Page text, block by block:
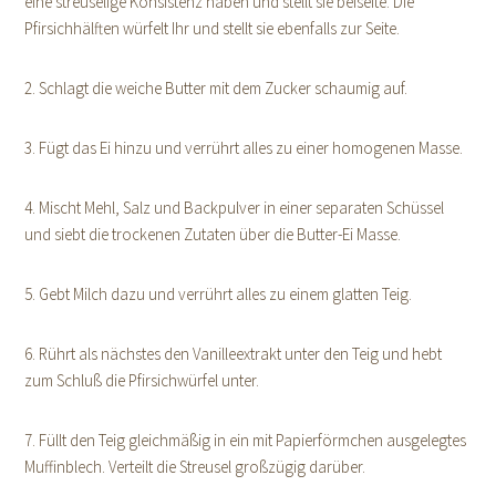
Pfirsichhälften würfelt Ihr und stellt sie ebenfalls zur Seite.
2. Schlagt die weiche Butter mit dem Zucker schaumig auf.
3. Fügt das Ei hinzu und verrührt alles zu einer homogenen Masse.
4. Mischt Mehl, Salz und Backpulver in einer separaten Schüssel
und siebt die trockenen Zutaten über die Butter-Ei Masse.
5. Gebt Milch dazu und verrührt alles zu einem glatten Teig.
6. Rührt als nächstes den Vanilleextrakt unter den Teig und hebt
zum Schluß die Pfirsichwürfel unter.
7. Füllt den Teig gleichmäßig in ein mit Papierförmchen ausgelegtes
Muffinblech. Verteilt die Streusel großzügig darüber.